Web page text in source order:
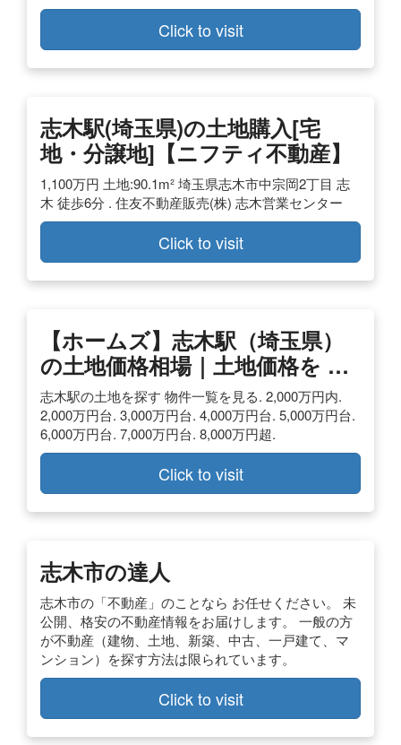
Click to visit
志木駅(埼玉県)の土地購入[宅
地・分譲地]【ニフティ不動産】
1,100万円 土地:90.1m² 埼玉県志木市中宗岡2丁目 志
木 徒歩6分 . 住友不動産販売(株) 志木営業センター
Click to visit
【ホームズ】志木駅（埼玉県）
の土地価格相場｜土地価格を …
志木駅の土地を探す 物件一覧を見る. 2,000万円内.
2,000万円台. 3,000万円台. 4,000万円台. 5,000万円台.
6,000万円台. 7,000万円台. 8,000万円超.
Click to visit
志木市の達人
志木市の「不動産」のことなら お任せください。 未
公開、格安の不動産情報をお届けします。 一般の方
が不動産（建物、土地、新築、中古、一戸建て、マ
ンション）を探す方法は限られています。
Click to visit